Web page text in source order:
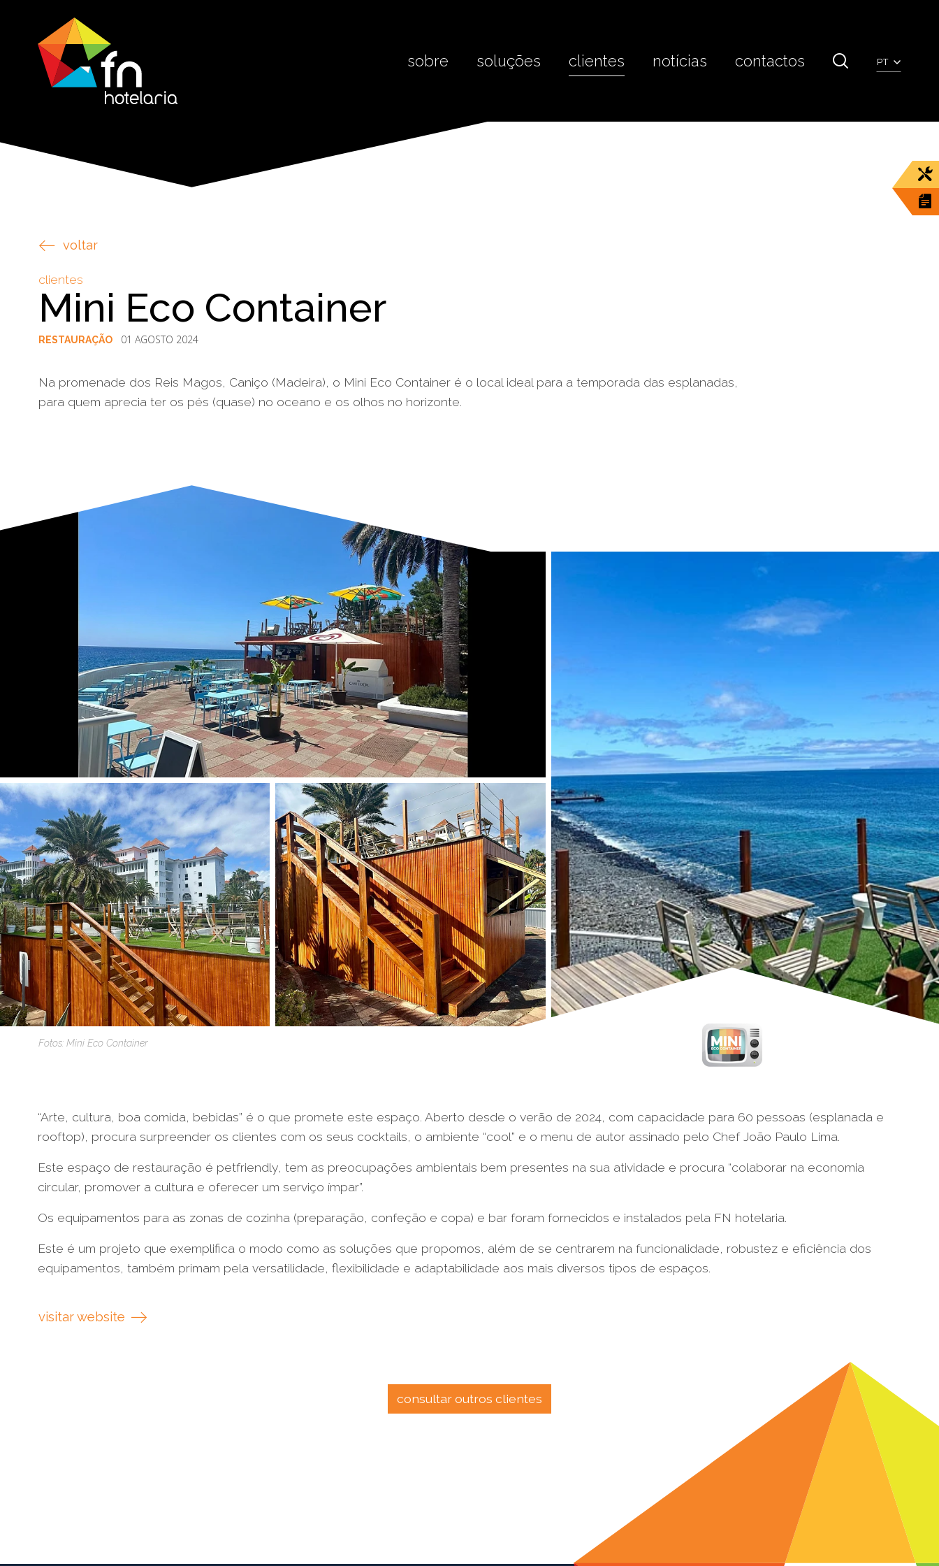
sobre soluções clientes notícias contactos PT
voltar
clientes
Mini Eco Container
RESTAURAÇÃO 01 AGOSTO 2024
Na promenade dos Reis Magos, Caniço (Madeira), o Mini Eco Container é o local ideal para a temporada das esplanadas,
para quem aprecia ter os pés (quase) no oceano e os olhos no horizonte.
Fotos: Mini Eco Container
“Arte, cultura, boa comida, bebidas” é o que promete este espaço. Aberto desde o verão de 2024, com capacidade para 60 pessoas (esplanada e
rooftop), procura surpreender os clientes com os seus cocktails, o ambiente “cool” e o menu de autor assinado pelo Chef João Paulo Lima.
Este espaço de restauração é petfriendly, tem as preocupações ambientais bem presentes na sua atividade e procura “colaborar na economia
circular, promover a cultura e oferecer um serviço ímpar”.
Os equipamentos para as zonas de cozinha (preparação, confeção e copa) e bar foram fornecidos e instalados pela FN hotelaria.
Este é um projeto que exemplifica o modo como as soluções que propomos, além de se centrarem na funcionalidade, robustez e eficiência dos
equipamentos, também primam pela versatilidade, flexibilidade e adaptabilidade aos mais diversos tipos de espaços.
visitar website
consultar outros clientes